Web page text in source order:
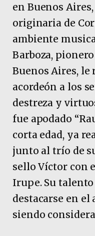
en Buenos
originaria de
ambiente
Barboza,
Buenos Aires,
acordeón a los
destreza y
fue apodado
corta edad, ya
junto al trío de
sello Víctor con
Irupe. Su
destacarse en el
siendo